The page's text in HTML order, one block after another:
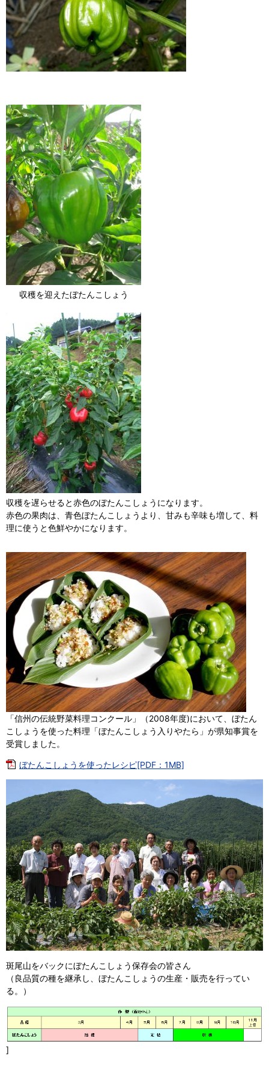
収穫を迎えたぼたんこしょう
収穫を遅らせると赤色のぼたんこしょうになります。
赤色の果肉は、青色ぼたんこしょうより、甘みも辛味も増して、料
理に使うと色鮮やかになります。
「信州の伝統野菜料理コンクール」（2008年度)において、ぼたん
こしょうを使った料理「ぼたんこしょう入りやたら」が県知事賞を
受賞しました。
ぼたんこしょうを使ったレシピ[PDF：1MB]
斑尾山をバックにぼたんこしょう保存会の皆さん
（良品質の種を継承し、ぼたんこしょうの生産・販売を行ってい
る。）
]